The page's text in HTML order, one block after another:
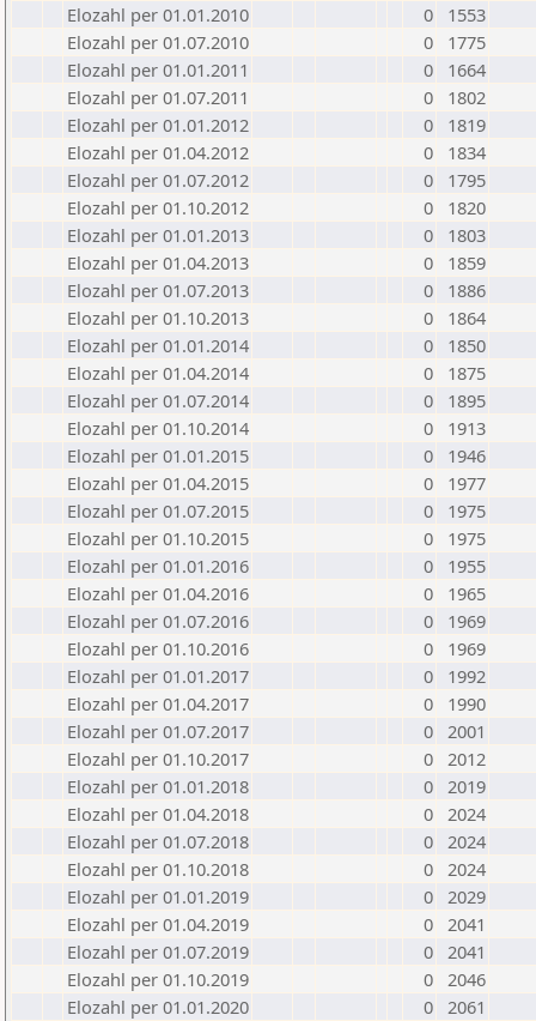
Elozahl per 01.01.2010
0
1553
Elozahl per 01.07.2010
0
1775
Elozahl per 01.01.2011
0
1664
Elozahl per 01.07.2011
0
1802
Elozahl per 01.01.2012
0
1819
Elozahl per 01.04.2012
0
1834
Elozahl per 01.07.2012
0
1795
Elozahl per 01.10.2012
0
1820
Elozahl per 01.01.2013
0
1803
Elozahl per 01.04.2013
0
1859
Elozahl per 01.07.2013
0
1886
Elozahl per 01.10.2013
0
1864
Elozahl per 01.01.2014
0
1850
Elozahl per 01.04.2014
0
1875
Elozahl per 01.07.2014
0
1895
Elozahl per 01.10.2014
0
1913
Elozahl per 01.01.2015
0
1946
Elozahl per 01.04.2015
0
1977
Elozahl per 01.07.2015
0
1975
Elozahl per 01.10.2015
0
1975
Elozahl per 01.01.2016
0
1955
Elozahl per 01.04.2016
0
1965
Elozahl per 01.07.2016
0
1969
Elozahl per 01.10.2016
0
1969
Elozahl per 01.01.2017
0
1992
Elozahl per 01.04.2017
0
1990
Elozahl per 01.07.2017
0 2001
Elozahl per 01.10.2017
0 2012
Elozahl per 01.01.2018
0 2019
Elozahl per 01.04.2018
0 2024
Elozahl per 01.07.2018
0 2024
Elozahl per 01.10.2018
0 2024
Elozahl per 01.01.2019
0 2029
Elozahl per 01.04.2019
0 2041
Elozahl per 01.07.2019
0 2041
Elozahl per 01.10.2019
0 2046
Elozahl per 01.01.2020
0 2061